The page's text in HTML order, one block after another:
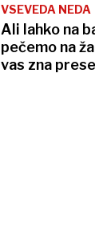
VSEVEDA NEDA
Ali lahko na
pečemo na
vas zna